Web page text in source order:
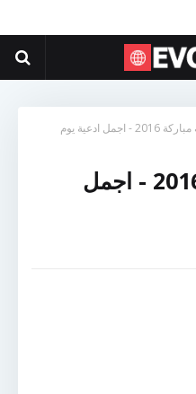
صور جمعة مباركة 2016 - اجمل ادعية يوم
صور جمعة مباركة 2016 - اجمل